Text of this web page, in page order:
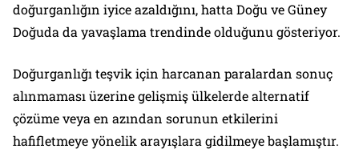
doğurganlığın iyice azaldığını, hatta Doğu ve Güney
Doğuda da yavaşlama trendinde olduğunu gösteriyor.
Doğurganlığı teşvik için harcanan paralardan sonuç
alınmaması üzerine gelişmiş ülkelerde alternatif
çözüme veya en azından sorunun etkilerini
hafifletmeye yönelik arayışlara gidilmeye başlamıştır.